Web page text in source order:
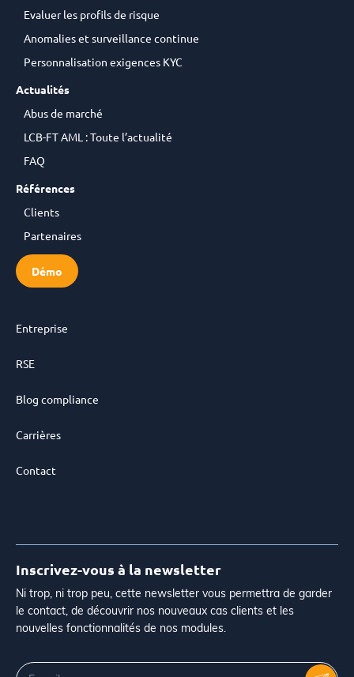
Evaluer les profils de risque
Anomalies et surveillance continue
Personnalisation exigences KYC
Actualités
Abus de marché
LCB-FT AML : Toute l’actualité
FAQ
Références
Clients
Partenaires
Démo
Entreprise
RSE
Blog compliance
Carrières
Contact
Inscrivez-vous à la newsletter
Ni trop, ni trop peu, cette newsletter vous permettra de garder
le contact, de découvrir nos nouveaux cas clients et les
nouvelles fonctionnalités de nos modules.